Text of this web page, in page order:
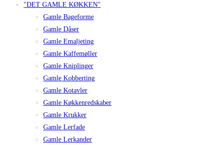
"DET GAMLE KØKKEN"
Gamle Bageforme
Gamle Dåser
Gamle Emaljeting
Gamle Kaffemøller
Gamle Kniplinger
Gamle Kobberting
Gamle Kotavler
Gamle Køkkenredskaber
Gamle Krukker
Gamle Lerfade
Gamle Lerkander